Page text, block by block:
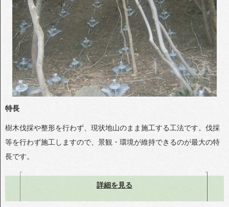
特長
樹木伐採や整形を行わず、現状地山のまま施工する工法です。伐採
等を行わず施工しますので、景観・環境が維持できるのが最大の特
長です。
詳細を見る